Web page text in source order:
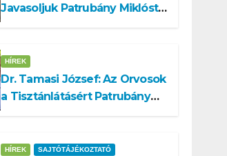
Javasoljuk Patrubány Miklóst
HÍREK
Dr. Tamasi József: Az Orvosok
a Tisztánlátásért Patrubány
HÍREK SAJTÓTÁJÉKOZTATÓ